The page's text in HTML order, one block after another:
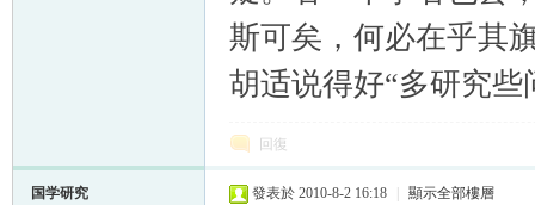
斯可矣，何必在乎其
胡适说得好“多研究
回復
国学研究 發表於 2010-8-2 16:18 顯示全部樓層